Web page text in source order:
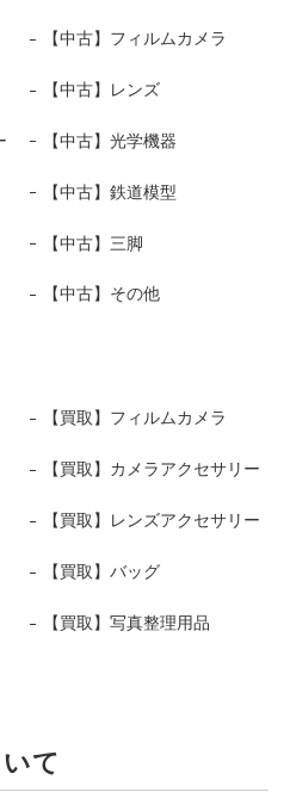
【中古】フィルムカメラ
【中古】レンズ
【中古】光学機器
【中古】鉄道模型
【中古】三脚
【中古】その他
【買取】フィルムカメラ
【買取】カメラアクセサリー
【買取】レンズアクセサリー
【買取】バッグ
【買取】写真整理用品
て